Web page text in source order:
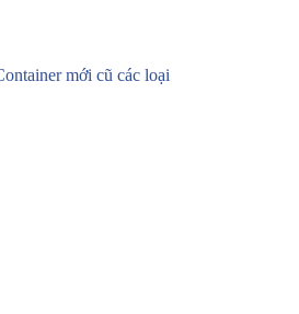
mới cũ các loại